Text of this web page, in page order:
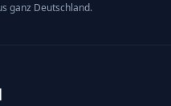
ganz Deutschland.